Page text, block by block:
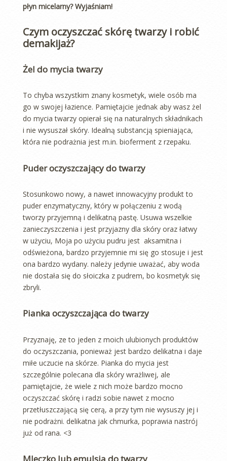
płyn micelarny? Wyjaśniam!
Czym oczyszczać skórę twarzy i robić
demakijaż?
Żel do mycia twarzy
To chyba wszystkim znany kosmetyk, wiele osób ma
go w swojej łazience. Pamiętajcie jednak aby wasz żel
do mycia twarzy opierał się na naturalnych składnikach
i nie wysuszał skóry. Idealną substancją spieniająca,
która nie podrażnia jest m.in. bioferment z rzepaku.
Puder oczyszczający do twarzy
Stosunkowo nowy, a nawet innowacyjny produkt to
puder enzymatyczny, który w połączeniu z wodą
tworzy przyjemną i delikatną pastę. Usuwa wszelkie
zanieczyszczenia i jest przyjazny dla skóry oraz łatwy
w użyciu, Moja po użyciu pudru jest aksamitna i
odświeżona, bardzo przyjemnie mi się go stosuje i jest
ona bardzo wydany. należy jedynie uważać, aby woda
nie dostała się do słoiczka z pudrem, bo kosmetyk się
zbryli.
Pianka oczyszczająca do twarzy
Przyznaję, ze to jeden z moich ulubionych produktów
do oczyszczania, ponieważ jest bardzo delikatna i daje
miłe uczucie na skórze. Pianka do mycia jest
szczególnie polecana dla skóry wrażliwej, ale
pamiętajcie, że wiele z nich może bardzo mocno
oczyszczać skórę i radzi sobie nawet z mocno
przetłuszczającą się cerą, a przy tym nie wysuszy jej i
nie podrażni. delikatna jak chmurka, poprawia nastrój
już od rana. <3